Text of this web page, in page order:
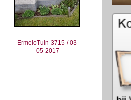
ErmeloTuin-3715 / 03-
05-2017